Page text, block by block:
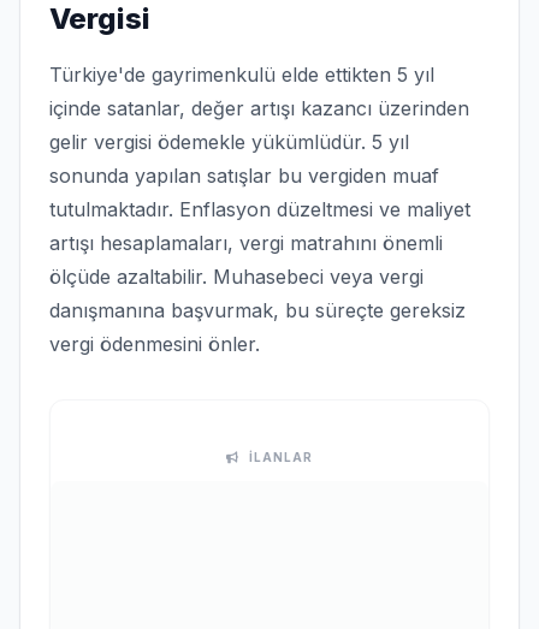
Vergisi
Türkiye'de gayrimenkulü elde ettikten 5 yıl
içinde satanlar, değer artışı kazancı üzerinden
gelir vergisi ödemekle yükümlüdür. 5 yıl
sonunda yapılan satışlar bu vergiden muaf
tutulmaktadır. Enflasyon düzeltmesi ve maliyet
artışı hesaplamaları, vergi matrahını önemli
ölçüde azaltabilir. Muhasebeci veya vergi
danışmanına başvurmak, bu süreçte gereksiz
vergi ödenmesini önler.
İLANLAR